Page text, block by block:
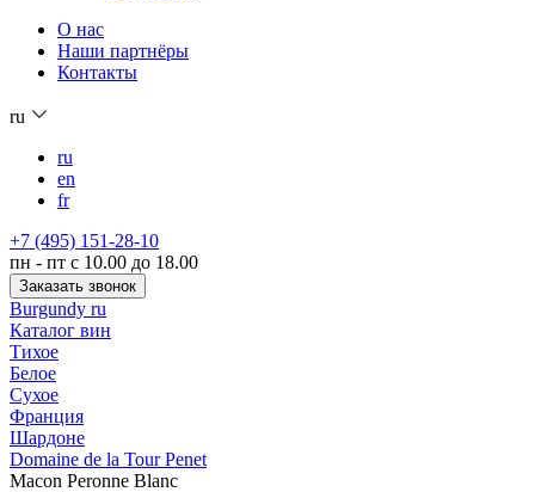
О нас
Наши партнёры
Контакты
ru
ru
en
fr
+7 (495) 151-28-10
пн - пт с 10.00 до 18.00
Заказать звонок
Burgundy ru
Каталог вин
Тихое
Белое
Сухое
Франция
Шардоне
Domaine de la Tour Penet
Macon Peronne Blanc